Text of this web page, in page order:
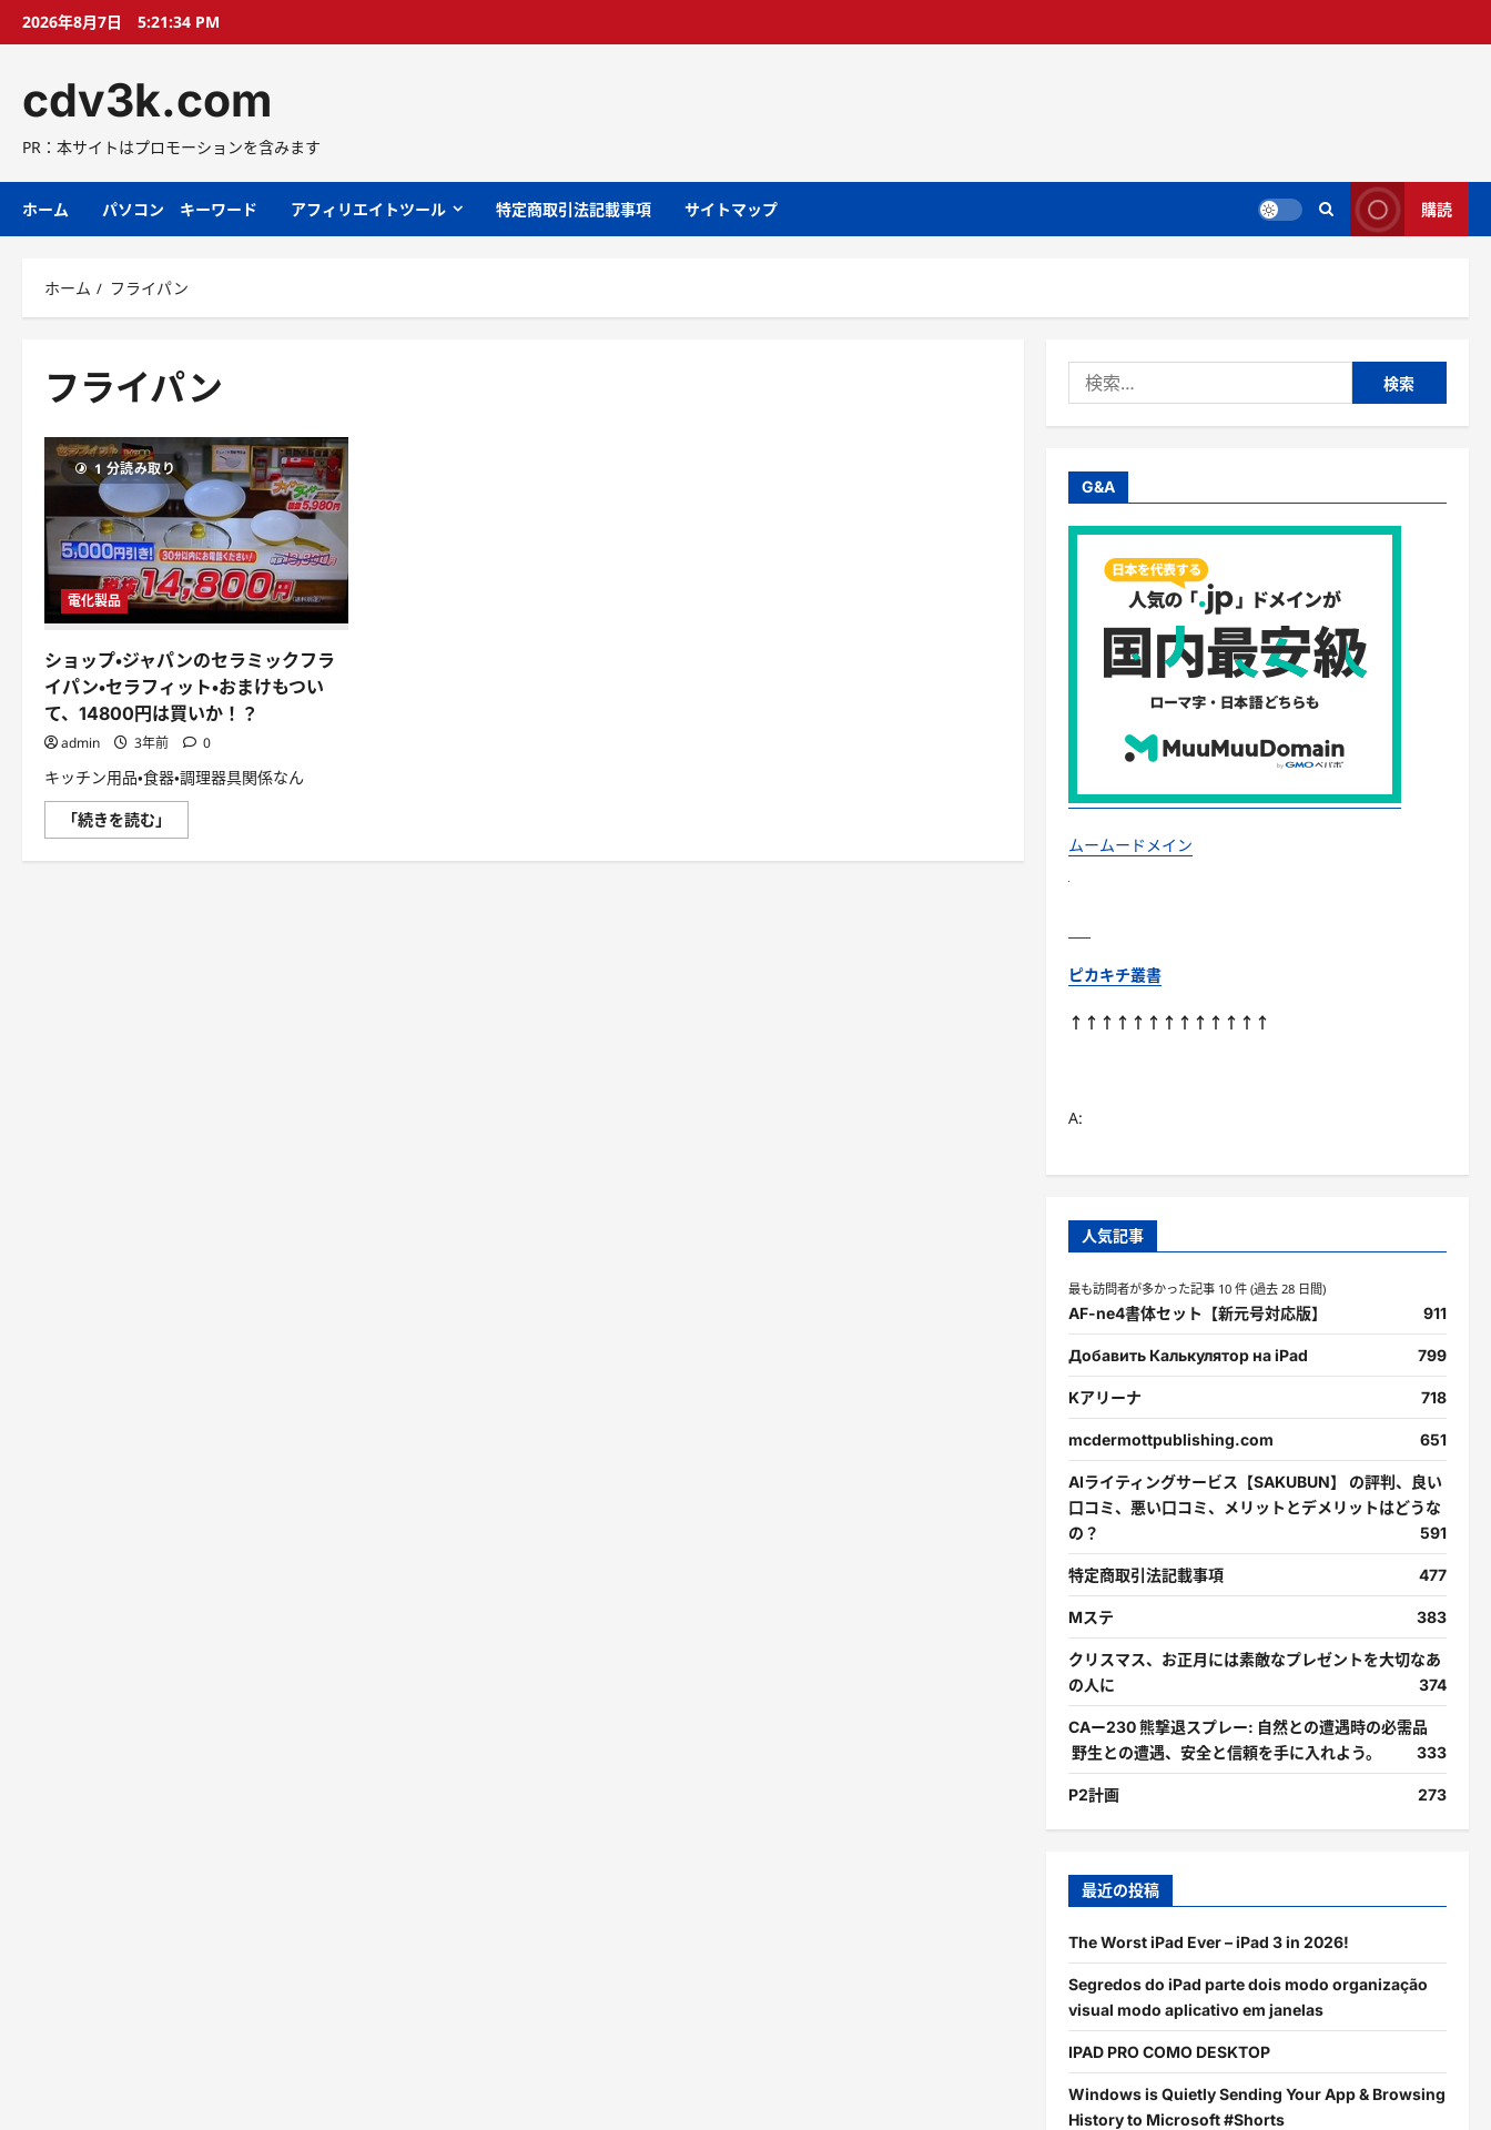
プ
2026年8月7日 5:21:35 PM
cdv3k.com
PR：本サイトはプロモーションを含みます
ホーム パソコン キーワード アフィリエイトツール 特定商取引法記載事項 サイトマップ 購読
ホーム フライパン
フライパン
1 分読み取り
電化製品
ショップ・ジャパンのセラミックフラ
イパン・セラフィット・おまけもつい
て、14800円は買いか！？
admin 3年前 0
キッチン用品・食器・調理器具関係なん
「続きを読む」
ョ
プ・
索:
G&A
ムームードメイン
ピカキチ叢書
↑↑↑↑↑↑↑↑↑↑↑↑↑
A:
人気記事
最も訪問者が多かった記事 10 件 (過去 28 日間)
AF-ne4書体セット【新元号対応版】 911
Добавить Калькулятор на iPad 799
Kアリーナ 718
mcdermottpublishing.com 651
AIライティングサービス【SAKUBUN】 の評判、良い
口コミ、悪い口コミ、メリットとデメリットはどうな
の？
591
特定商取引法記載事項 477
Mステ 383
クリスマス、お正月には素敵なプレゼントを大切なあ
の人に
374
CAー230 熊撃退スプレー: 自然との遭遇時の必需品
野生との遭遇、安全と信頼を手に入れよう。
333
P2計画 273
最近の投稿
The Worst iPad Ever – iPad 3 in 2026!
Segredos do iPad parte dois modo organização
visual modo aplicativo em janelas
IPAD PRO COMO DESKTOP
Windows is Quietly Sending Your App & Browsing
History to Microsoft #Shorts